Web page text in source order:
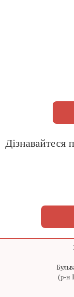
Дізнавайтеся
(р-н